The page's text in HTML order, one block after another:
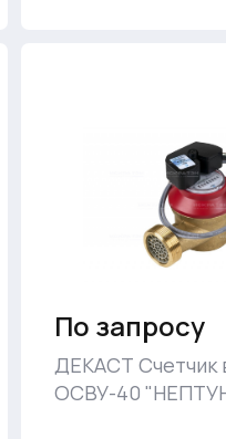
По запросу
ДЕКАСТ Счетчик
ОСВУ-40